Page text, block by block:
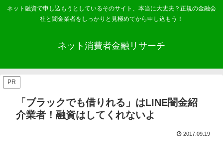
ネット融資で申し込もうとしているそのサイト、本当に大丈夫？正規の金融会
社と闇金業者をしっかりと見極めてから申し込もう！
ネット消費者金融リサーチ
PR
「ブラックでも借りれる」はLINE闇金紹
介業者！融資はしてくれないよ
2017.09.19